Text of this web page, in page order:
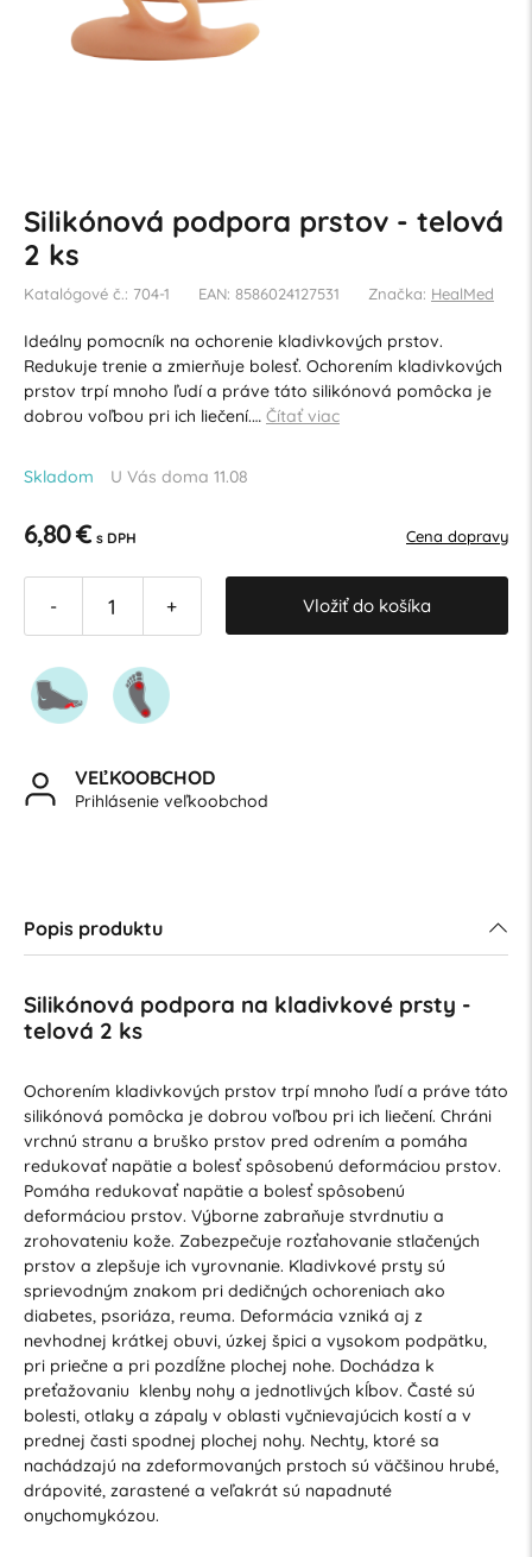
Silikónová podpora prstov - telová
2 ks
Katalógové č.: 704-1 EAN: 8586024127531 Značka: HealMed
Ideálny pomocník na ochorenie kladivkových prstov.
Redukuje trenie a zmierňuje bolesť. Ochorením kladivkových
prstov trpí mnoho ľudí a práve táto silikónová pomôcka je
dobrou voľbou pri ich liečení.… Čítať viac
Skladom U Vás doma 11.08
6,80 € s DPH Cena dopravy
- + Vložiť do košíka
VEĽKOOBCHOD
Prihlásenie veľkoobchod
Popis produktu
Silikónová podpora na kladivkové prsty -
telová 2 ks
Ochorením kladivkových prstov trpí mnoho ľudí a práve táto
silikónová pomôcka je dobrou voľbou pri ich liečení. Chráni
vrchnú stranu a bruško prstov pred odrením a pomáha
redukovať napätie a bolesť spôsobenú deformáciou prstov.
Pomáha redukovať napätie a bolesť spôsobenú
deformáciou prstov. Výborne zabraňuje stvrdnutiu a
zrohovateniu kože. Zabezpečuje rozťahovanie stlačených
prstov a zlepšuje ich vyrovnanie. Kladivkové prsty sú
sprievodným znakom pri dedičných ochoreniach ako
diabetes, psoriáza, reuma. Deformácia vzniká aj z
nevhodnej krátkej obuvi, úzkej špici a vysokom podpätku,
pri priečne a pri pozdĺžne plochej nohe. Dochádza k
preťažovaniu klenby nohy a jednotlivých kĺbov. Časté sú
bolesti, otlaky a zápaly v oblasti vyčnievajúcich kostí a v
prednej časti spodnej plochej nohy. Nechty, ktoré sa
nachádzajú na zdeformovaných prstoch sú väčšinou hrubé,
drápovité, zarastené a veľakrát sú napadnuté
onychomykózou.